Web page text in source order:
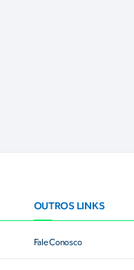
OUTROS LINKS
Fale Conosco